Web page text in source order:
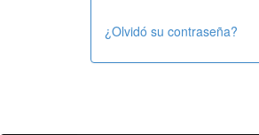
¿Olvidó su contraseña?